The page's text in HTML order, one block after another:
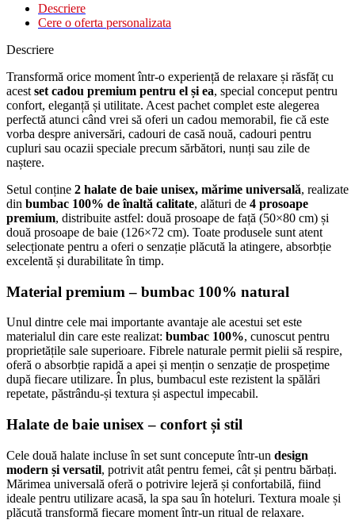
Descriere
Cere o oferta personalizata
Descriere
Transformă orice moment într-o experiență de relaxare și răsfăț cu
acest set cadou premium pentru el și ea, special conceput pentru
confort, eleganță și utilitate. Acest pachet complet este alegerea
perfectă atunci când vrei să oferi un cadou memorabil, fie că este
vorba despre aniversări, cadouri de casă nouă, cadouri pentru
cupluri sau ocazii speciale precum sărbători, nunți sau zile de
naștere.
Setul conține 2 halate de baie unisex, mărime universală, realizate
din bumbac 100% de înaltă calitate, alături de 4 prosoape
premium, distribuite astfel: două prosoape de față (50×80 cm) și
două prosoape de baie (126×72 cm). Toate produsele sunt atent
selecționate pentru a oferi o senzație plăcută la atingere, absorbție
excelentă și durabilitate în timp.
Material premium – bumbac 100% natural
Unul dintre cele mai importante avantaje ale acestui set este
materialul din care este realizat: bumbac 100%, cunoscut pentru
proprietățile sale superioare. Fibrele naturale permit pielii să respire,
oferă o absorbție rapidă a apei și mențin o senzație de prospețime
după fiecare utilizare. În plus, bumbacul este rezistent la spălări
repetate, păstrându-și textura și aspectul impecabil.
Halate de baie unisex – confort și stil
Cele două halate incluse în set sunt concepute într-un design
modern și versatil, potrivit atât pentru femei, cât și pentru bărbați.
Mărimea universală oferă o potrivire lejeră și confortabilă, fiind
ideale pentru utilizare acasă, la spa sau în hoteluri. Textura moale și
plăcută transformă fiecare moment într-un ritual de relaxare.